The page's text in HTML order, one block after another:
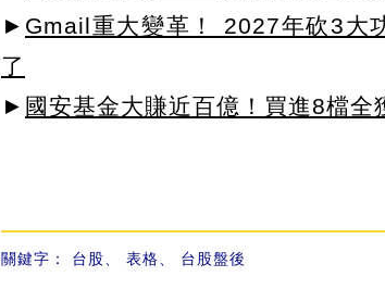
► Gmail重大變革！ 2027年砍3大
了
► 國安基金大賺近百億！買進8檔
關鍵字： 台股、 表格、 台股盤後